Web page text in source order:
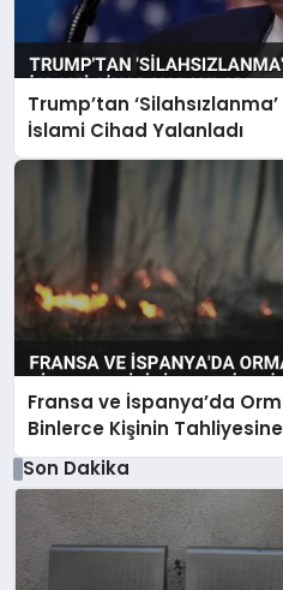
Trump’tan
İslami Cihad Yalanladı
Fransa ve İspanya’da
Binlerce Kişinin Tahliyesine
Son Dakika